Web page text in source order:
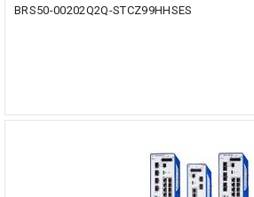
BRS50-00202Q2Q-STCZ99HHSES